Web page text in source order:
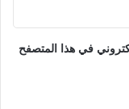
في هذا المتصفح